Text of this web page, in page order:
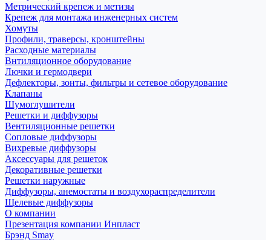
Метрический крепеж и метизы
Крепеж для монтажа инженерных систем
Хомуты
Профили, траверсы, кронштейны
Расходные материалы
Внтиляционное оборудование
Лючки и гермодвери
Дефлекторы, зонты, фильтры и сетевое оборудование
Клапаны
Шумоглушители
Решетки и диффузоры
Вентиляционные решетки
Сопловые диффузоры
Вихревые диффузоры
Аксессуары для решеток
Декоративные решетки
Решетки наружные
Диффузоры, анемостаты и воздухораспределители
Щелевые диффузоры
О компании
Презентация компании Инпласт
Брэнд Smay